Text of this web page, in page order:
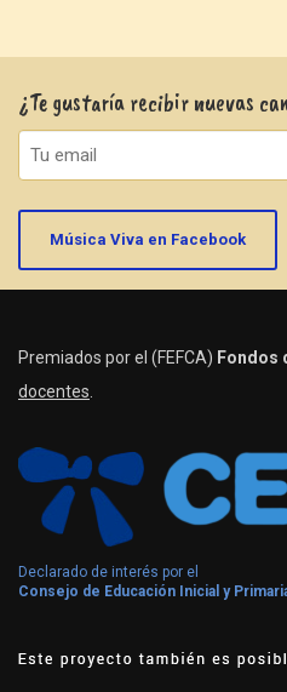
¿Te gustaría recibir nuevas
Música Viva en Facebook
Premiados por el (FEFCA) Fondos
docentes
Declarado de interés por el
Consejo de Educación Inicial y